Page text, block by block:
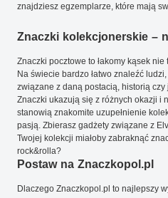
znajdziesz egzemplarze, które mają
Znaczki kolekcjonerskie –
Znaczki pocztowe to łakomy kąsek
Na świecie bardzo łatwo znaleźć
związane z daną postacią, historią
Znaczki ukazują się z różnych okazji i
stanowią znakomite uzupełnienie
pasją. Zbierasz gadżety związane z
Twojej kolekcji miałoby zabraknąć
rock&rolla?
Postaw na Znaczkopol.pl
Dlaczego Znaczkopol.pl to najlepszy